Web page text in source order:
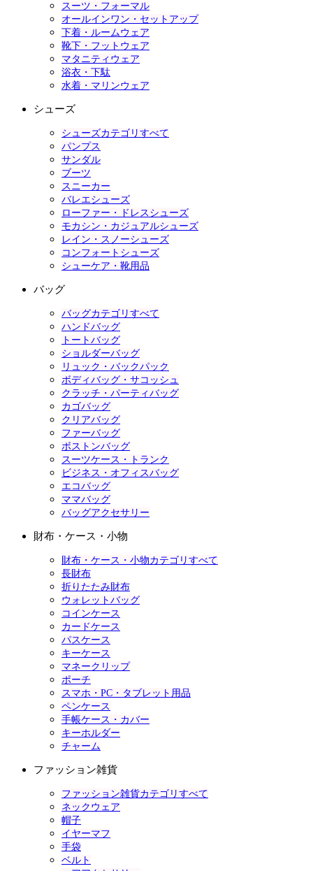
スーツ・フォーマル
オールインワン・セットアップ
下着・ルームウェア
靴下・フットウェア
マタニティウェア
浴衣・下駄
水着・マリンウェア
シューズ
シューズカテゴリすべて
パンプス
サンダル
ブーツ
スニーカー
バレエシューズ
ローファー・ドレスシューズ
モカシン・カジュアルシューズ
レイン・スノーシューズ
コンフォートシューズ
シューケア・靴用品
バッグ
バッグカテゴリすべて
ハンドバッグ
トートバッグ
ショルダーバッグ
リュック・バックパック
ボディバッグ・サコッシュ
クラッチ・パーティバッグ
カゴバッグ
クリアバッグ
ファーバッグ
ボストンバッグ
スーツケース・トランク
ビジネス・オフィスバッグ
エコバッグ
ママバッグ
バッグアクセサリー
財布・ケース・小物
財布・ケース・小物カテゴリすべて
長財布
折りたたみ財布
ウォレットバッグ
コインケース
カードケース
パスケース
キーケース
マネークリップ
ポーチ
スマホ・PC・タブレット用品
ペンケース
手帳ケース・カバー
キーホルダー
チャーム
ファッション雑貨
ファッション雑貨カテゴリすべて
ネックウェア
帽子
イヤーマフ
手袋
ベルト